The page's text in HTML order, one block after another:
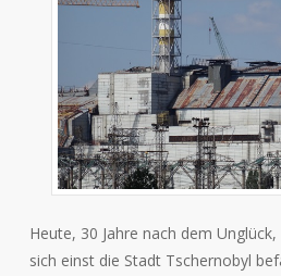
Heute, 30 Jahre nach dem
sich einst die Stadt Tschernobyl